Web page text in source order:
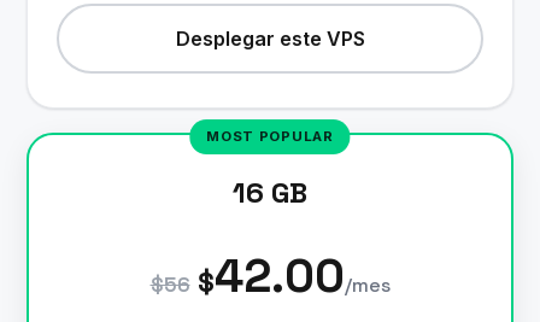
Desplegar este VPS
16 GB
$56 $42.00/mes